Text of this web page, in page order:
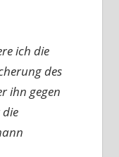
ich die
des
ihn gegen